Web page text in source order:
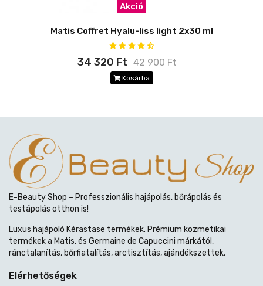
Akció
Matis Coffret Hyalu-liss light 2x30 ml
34 320 Ft 42 900 Ft
Kosárba
E-Beauty Shop – Professzionális hajápolás, bőrápolás és
testápolás otthon is!
Luxus hajápoló Kérastase termékek. Prémium kozmetikai
termékek a Matis, és Germaine de Capuccini márkától,
ránctalanítás, bőrfiatalítás, arctisztítás, ajándékszettek.
Elérhetőségek